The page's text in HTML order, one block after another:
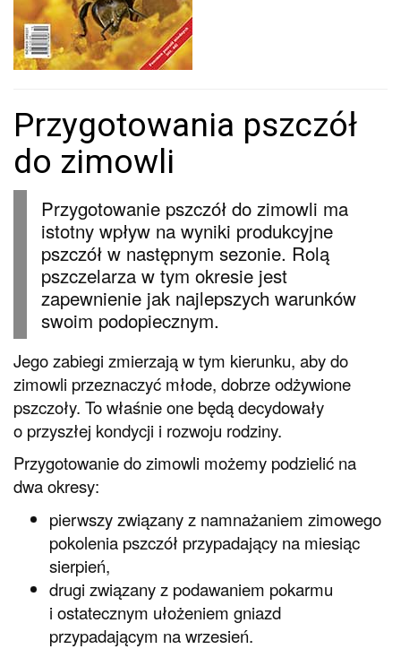
Przygotowania pszczół
do zimowli
Przygotowanie pszczół do zimowli ma
istotny wpływ na wyniki produkcyjne
pszczół w następnym sezonie. Rolą
pszczelarza w tym okresie jest
zapewnienie jak najlepszych warunków
swoim podopiecznym.
Jego zabiegi zmierzają w tym kierunku, aby do
zimowli przeznaczyć młode, dobrze odżywione
pszczoły. To właśnie one będą decydowały
o przyszłej kondycji i rozwoju rodziny.
Przygotowanie do zimowli możemy podzielić na
dwa okresy:
pierwszy związany z namnażaniem zimowego
pokolenia pszczół przypadający na miesiąc
sierpień,
drugi związany z podawaniem pokarmu
i ostatecznym ułożeniem gniazd
przypadającym na wrzesień.